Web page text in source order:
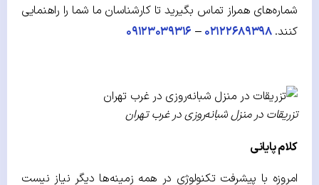
شماره‌های همراز تماس بگیرید تا کارشناسان ما شما را راهنمایی
کنند.۰۲۱۲۲۶۸۹۳۹۸ – ۰۹۱۲۳۰۳۹۳۱۶
تزریقات در منزل شبانه‌روزی در غرب تهران
کلام پایانی
امروزه با پیشرفت تکنولوژی در همه زمینه‌ها دیگر نیاز نیست